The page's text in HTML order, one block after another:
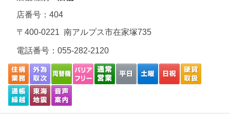
店番号：404
〒400-0221 南アルプス市在家塚735
電話番号： 055-282-2120